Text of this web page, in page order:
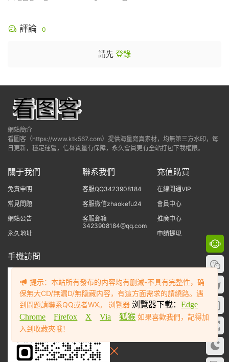
評論 0
請先 登錄
網站簡介
看圖客（https://www.ktk567.com）提供海量寫真素材，均無第三方水印，每
日更新，穩定運營，信譽質量有保障，永久會員更有全站打包下載權限。
關于我們
免責申明
常見問題
網站公告
永久地址
聯系我們
客服QQ3423908184
客服微信zhaokefu24
客服郵箱
3423908184@qq.com
充值購買
在線開通VIP
會員中心
推廣中心
申請提現
手機訪問
提示：本站所有發布的内容均有删減-不具有完整性，确
保無大CD/無漏D/無隐藏内容，有這方面需求的請繞路。遇
到問題請聯系QQ或者WX。 浏覽器 浏覽器下載：Edge
Chrome
Firefox X Via 狐猴 如果喜歡我們，記得加
入到收藏夾哦！